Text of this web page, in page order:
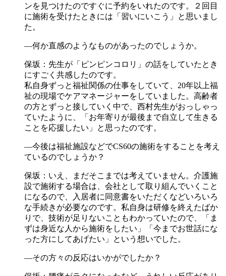
ンを見つけたのですぐに予約をいれたのです。２回目
に施術を受けたときには「習いにいこう」と思いまし
た。
―何か直感のようなものがあったのでしょうか。
保坂：先生が「ピンピンコロリ」の話をしていたとき
にすごく共感したのです。
私自身ずっと福祉関係の仕事をしていて、20年以上福
祉の現場でケアマネージャーをしていました。高齢者
の方とずっと接していく中で、西村先生がおっしゃっ
ていたように、「お年寄りが最後まで自立して生きる
ことを応援したい」と思ったのです。
―今後は福祉施設などでCS60の施術をすることを考え
ているのでしょうか？
保坂：いえ、まだそこまでは考えていません。介護施
設で施術する場合は、会社として取り組んでいくこと
になるので、入居者に同意書をいただくなどいろいろ
な手続きが必要なのです。私自身は研修を終えたばか
りで、技術が足りないこともわかっていたので、「ま
ずは身近な人から施術をしたい」「今までお世話にな
った方にしてあげたい」という想いでした。
―その方々の反応はいかがでしたか？